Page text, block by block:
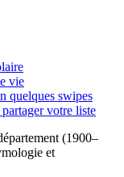
vie
quelques swipes
votre liste
(1900–
et